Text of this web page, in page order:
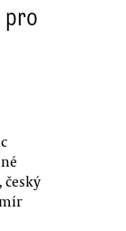
český